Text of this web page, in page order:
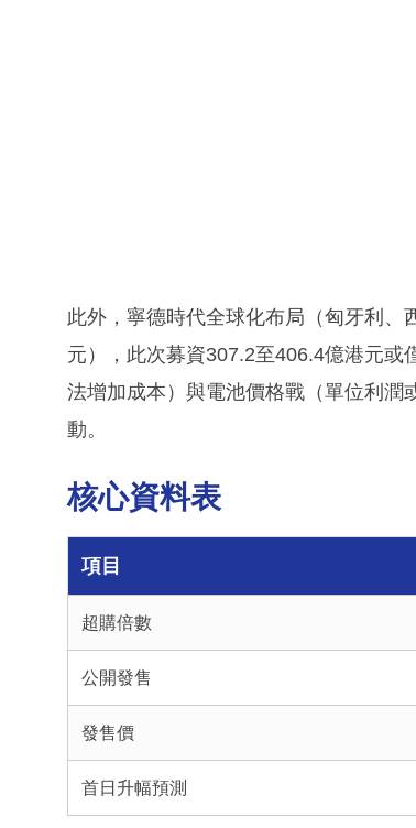
此外，寧德時代全球化布局（匈牙利、
元），此次募資307.2至406.4億港元
法增加成本）與電池價格戰（單位利潤
動。
核心資料表
項目
超購倍數
公開發售
發售價
首日升幅預測